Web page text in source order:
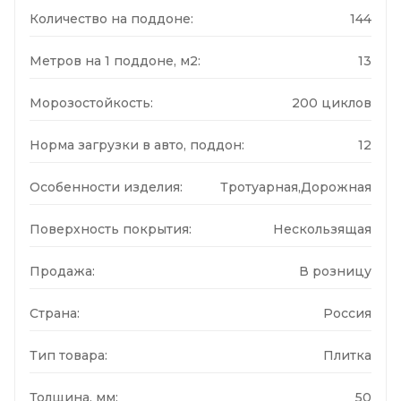
Количество на поддоне: 144
Метров на 1 поддоне, м2: 13
Морозостойкость: 200 циклов
Норма загрузки в авто, поддон: 12
Особенности изделия: Тротуарная,Дорожная
Поверхность покрытия: Нескользящая
Продажа: В розницу
Страна: Россия
Тип товара: Плитка
Толщина, мм: 50